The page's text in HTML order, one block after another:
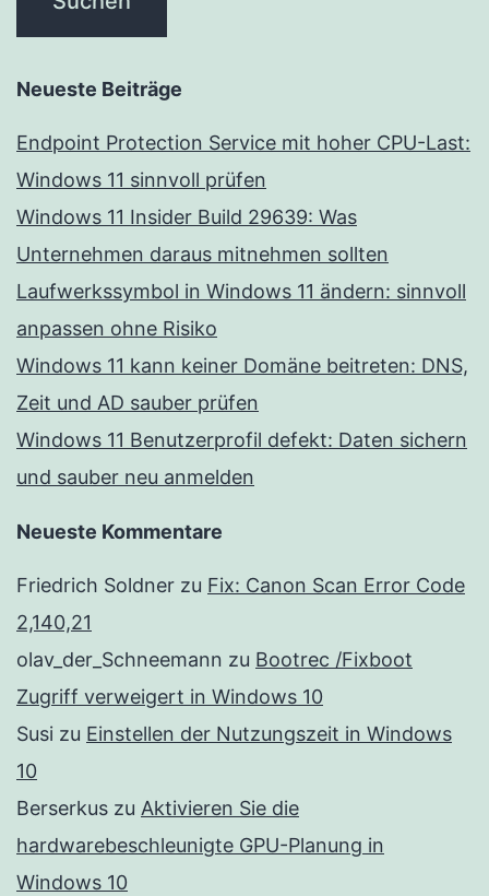
Neueste Beiträge
Endpoint Protection Service mit hoher CPU-Last:
Windows 11 sinnvoll prüfen
Windows 11 Insider Build 29639: Was
Unternehmen daraus mitnehmen sollten
Laufwerkssymbol in Windows 11 ändern: sinnvoll
anpassen ohne Risiko
Windows 11 kann keiner Domäne beitreten: DNS,
Zeit und AD sauber prüfen
Windows 11 Benutzerprofil defekt: Daten sichern
und sauber neu anmelden
Neueste Kommentare
Friedrich Soldner zu Fix: Canon Scan Error Code
2,140,21
olav_der_Schneemann zu Bootrec /Fixboot
Zugriff verweigert in Windows 10
Susi zu Einstellen der Nutzungszeit in Windows
10
Berserkus zu Aktivieren Sie die
hardwarebeschleunigte GPU-Planung in
Windows 10